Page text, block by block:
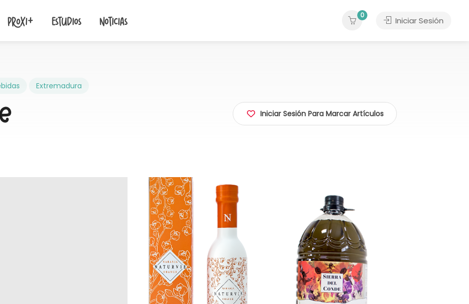
Proxi+ Estudios Noticias
0
Iniciar Sesión
Extremadura
Iniciar Sesión Para Marcar Artículos